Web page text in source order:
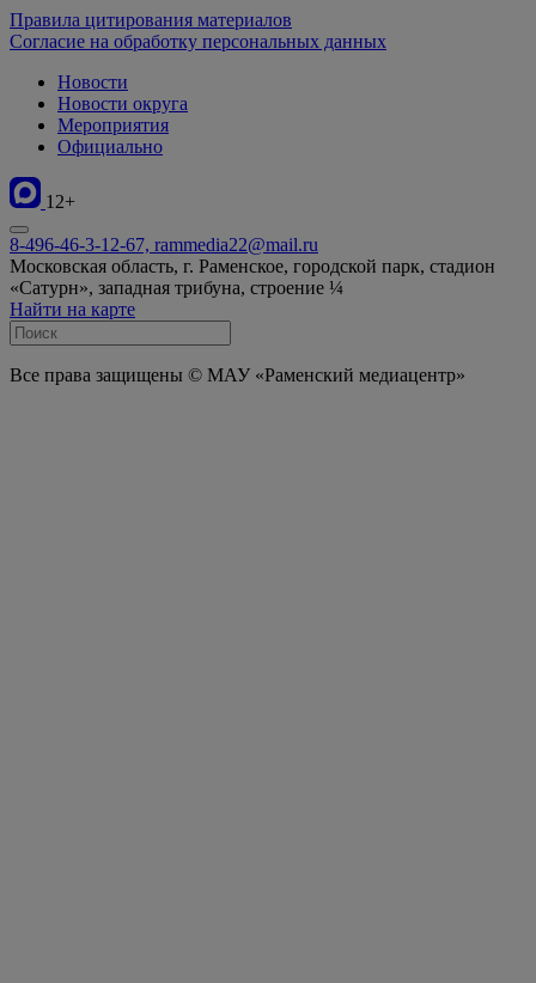
Правила цитирования материалов
Согласие на обработку персональных данных
Новости
Новости округа
Мероприятия
Официально
12+
8-496-46-3-12-67, rammedia22@mail.ru
Московская область, г. Раменское, городской парк, стадион
«Сатурн», западная трибуна, строение ¼
Найти на карте
Все права защищены © МАУ «Раменский медиацентр»